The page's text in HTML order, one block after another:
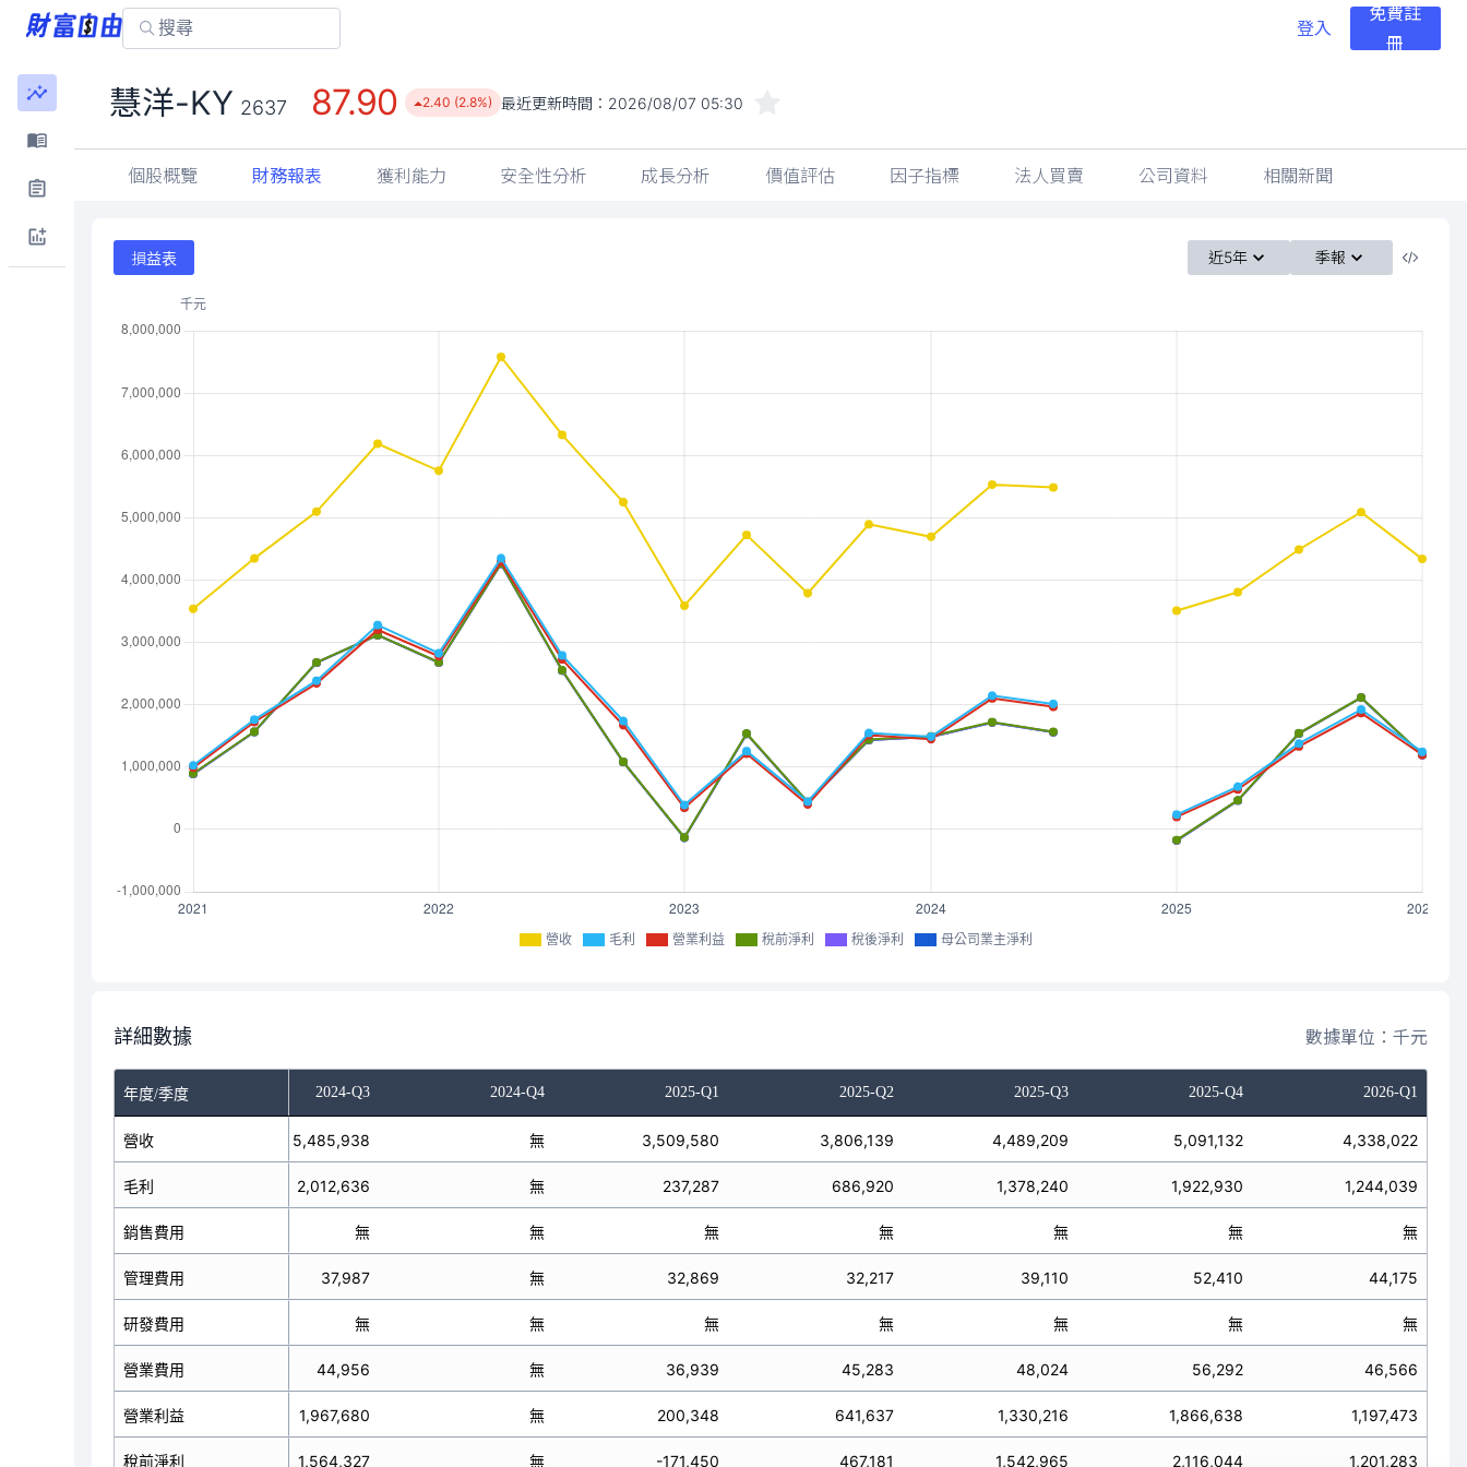
登入
免費註
冊
慧洋-KY 2637 87.90 2.40 (2.8%) 最近更新時間： 2026/08/07 05:30
個股概覽 財務報表 獲利能力 安全性分析 成長分析 價值評估 因子指標 法人買賣 公司資料 相關新聞
損益表 近5年 季報
營收 毛利 營業利益 稅前淨利 稅後淨利 母公司業主淨利
詳細數據 數據單位：千元
年度/季度
2024-Q2 2024-Q3 2024-Q4 2025-Q1 2025-Q2 2025-Q3 2025-Q4 2026-Q1
營收
毛利
銷售費用
管理費用
研發費用
營業費用
營業利益
稅前淨利
5,530,325 5,485,938 無 3,509,580 3,806,139 4,489,209 5,091,132 4,338,022
2,147,082 2,012,636 無 237,287 686,920 1,378,240 1,922,930 1,244,039
無 無 無 無 無 無 無 無
40,678 37,987 無 32,869 32,217 39,110 52,410 44,175
無 無 無 無 無 無 無 無
45,454 44,956 無 36,939 45,283 48,024 56,292 46,566
2,101,628 1,967,680 無 200,348 641,637 1,330,216 1,866,638 1,197,473
1,720,952 1,564,327 無 -171,450 467,181 1,542,965 2,116,044 1,201,283